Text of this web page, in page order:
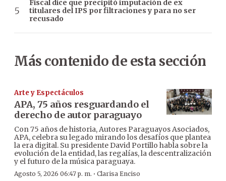
Fiscal dice que precipitó imputación de ex
titulares del IPS por filtraciones y para no ser
recusado
Más contenido de esta sección
Arte y Espectáculos
APA, 75 años resguardando el
derecho de autor paraguayo
Con 75 años de historia, Autores Paraguayos Asociados,
APA, celebra su legado mirando los desafíos que plantea
la era digital. Su presidente David Portillo habla sobre la
evolución de la entidad, las regalías, la descentralización
y el futuro de la música paraguaya.
Agosto 5, 2026 06:47 p. m. · Clarisa Enciso